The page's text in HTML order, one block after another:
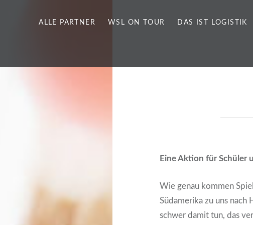
ALLE PART­NER WSL ON TOUR DAS IST LOGIS­TIK
Eine Akti­on für Schü­ler
Wie genau kom­men
Süd­ame­ri­ka zu uns nach
schwer damit tun, das